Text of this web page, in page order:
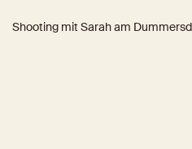
Shooting mit Sarah am